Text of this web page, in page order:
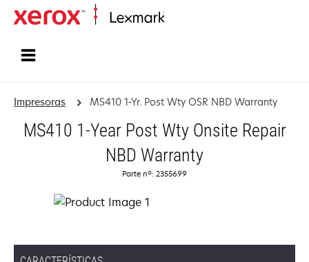
Impresoras MS410 1-Yr. Post Wty OSR NBD Warranty
MS410 1-Year Post Wty Onsite Repair
NBD Warranty
Parte nº: 2355699